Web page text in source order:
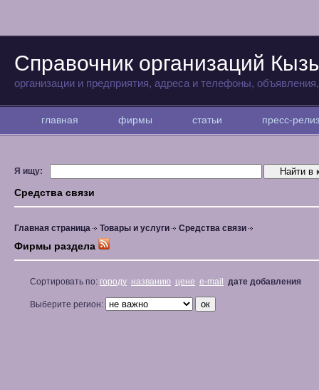
Справочник организаций
организации и предприятия, адреса и телефоны,
главная фирмы статьи пресс-
Я ищу:
Средства связи
Главная страница Товары и услуги Средства связи
Фирмы раздела
Сортировать по: городу названию цене e-mail дате добавления
Выберите регион: